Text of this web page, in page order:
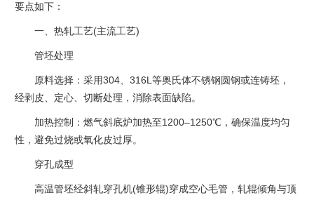
要点如下：
一、热轧工艺(主流工艺)‌
‌管坯处理‌
‌原料选择‌：采用304、316L等奥氏体不锈钢圆钢或连铸坯，
经剥皮、定心、切断处理，消除表面缺陷。
‌加热控制‌：燃气斜底炉加热至1200–1250℃，确保温度均匀
性，避免过烧或氧化皮过厚。
‌穿孔成型‌
高温管坯经斜轧穿孔机(锥形辊)穿成空心毛管，轧辊倾角与顶